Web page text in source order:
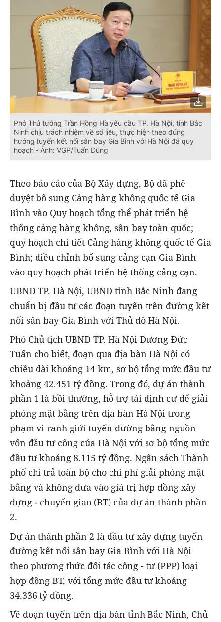
Phó Thủ tướng Trần Hồng Hà yêu cầu TP. Hà Nội, tỉnh Bắc
Ninh chịu trách nhiệm về số liệu, thực hiện theo đúng
hướng tuyến kết nối sân bay Gia Bình với Hà Nội đã quy
hoạch - Ảnh: VGP/Tuấn Dũng
Theo báo cáo của Bộ Xây dựng, Bộ đã phê
duyệt bổ sung Cảng hàng không quốc tế Gia
Bình vào Quy hoạch tổng thể phát triển hệ
thống cảng hàng không, sân bay toàn quốc;
quy hoạch chi tiết Cảng hàng không quốc tế Gia
Bình; điều chỉnh bổ sung cảng cạn Gia Bình
vào quy hoạch phát triển hệ thống cảng cạn.
UBND TP. Hà Nội, UBND tỉnh Bắc Ninh đang
chuẩn bị đầu tư các đoạn tuyến trên đường kết
nối sân bay Gia Bình với Thủ đô Hà Nội.
Phó Chủ tịch UBND TP. Hà Nội Dương Đức
Tuấn cho biết, đoạn qua địa bàn Hà Nội có
chiều dài khoảng 14 km, sơ bộ tổng mức đầu tư
khoảng 42.451 tỷ đồng. Trong đó, dự án thành
phần 1 là bồi thường, hỗ trợ tái định cư để giải
phóng mặt bằng trên địa bàn Hà Nội trong
phạm vi ranh giới tuyến đường bằng nguồn
vốn đầu tư công của Hà Nội với sơ bộ tổng mức
đầu tư khoảng 8.115 tỷ đồng. Ngân sách Thành
phố chi trả toàn bộ cho chi phí giải phóng mặt
bằng và không đưa vào giá trị hợp đồng xây
dựng - chuyển giao (BT) của dự án thành phần
2.
Dự án thành phần 2 là đầu tư xây dựng tuyến
đường kết nối sân bay Gia Bình với Hà Nội
theo phương thức đối tác công - tư (PPP) loại
hợp đồng BT, với tổng mức đầu tư khoảng
34.336 tỷ đồng.
Về đoạn tuyến trên địa bàn tỉnh Bắc Ninh, Chủ